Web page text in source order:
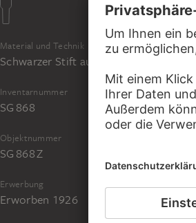
Material und Technik
Schwarzer Stift auf grünlichem Papier
Inventarnummer
SG 868
Objektnummer
SG 868 Z
Erwerbung
Erworben 1926